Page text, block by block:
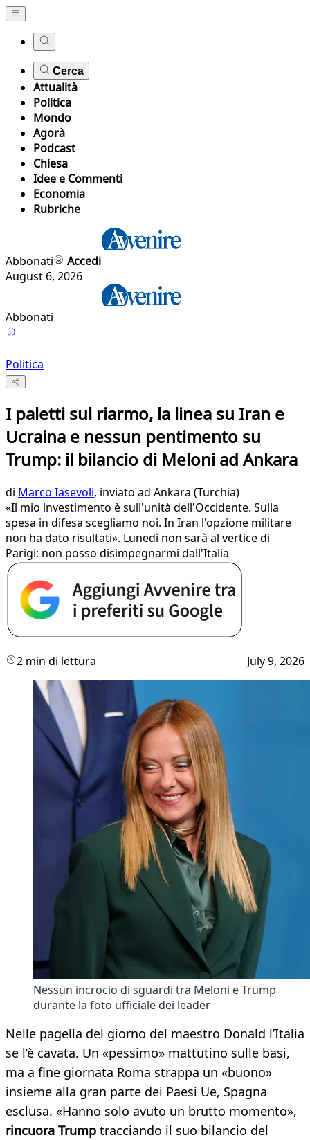
Cerca
Attualità
Politica
Mondo
Agorà
Podcast
Chiesa
Idee e Commenti
Economia
Rubriche
Abbonati
Accedi
August 6, 2026
Abbonati
Politica
I paletti sul riarmo, la linea su Iran e
Ucraina e nessun pentimento su
Trump: il bilancio di Meloni ad Ankara
di Marco Iasevoli, inviato ad Ankara (Turchia)
«Il mio investimento è sull'unità dell'Occidente. Sulla
spesa in difesa scegliamo noi. In Iran l'opzione militare
non ha dato risultati». Lunedì non sarà al vertice di
Parigi: non posso disimpegnarmi dall'Italia
2 min di lettura July 9, 2026
Nessun incrocio di sguardi tra Meloni e Trump
durante la foto ufficiale dei leader
Nelle pagella del giorno del maestro Donald l’Italia
se l’è cavata. Un «pessimo» mattutino sulle basi,
ma a fine giornata Roma strappa un «buono»
insieme alla gran parte dei Paesi Ue, Spagna
esclusa. «Hanno solo avuto un brutto momento»,
rincuora Trump tracciando il suo bilancio del